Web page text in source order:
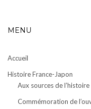
MENU
Accueil
Histoire France-Japon
Aux sources de l’histoire
Commémoration de